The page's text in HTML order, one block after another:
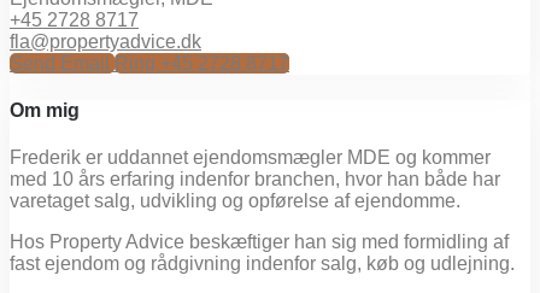
+45 2728 8717
fla@propertyadvice.dk
Send EmailRing +45 2728 8717
Om mig
Frederik er uddannet ejendomsmægler MDE og kommer
med 10 års erfaring indenfor branchen, hvor han både har
varetaget salg, udvikling og opførelse af ejendomme.
Hos Property Advice beskæftiger han sig med formidling af
fast ejendom og rådgivning indenfor salg, køb og udlejning.